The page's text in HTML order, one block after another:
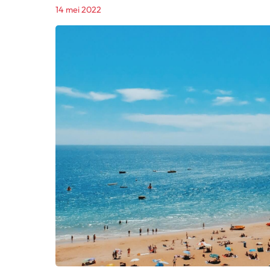
14 mei 2022